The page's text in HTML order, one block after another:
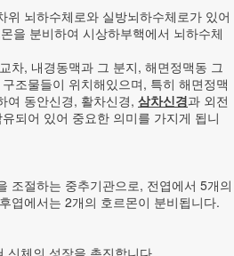
위 뇌하수체로와 실방뇌하수체로가 있어
을 분비하여 시상하부핵에서 뇌하수체
차, 내경동맥과 그 분지, 해면정맥동 그
조물들이 위치해있으며, 특히 해면정맥
여 동안신경, 활차신경, 삼차신경과 외전
되어 있어 중요한 의미를 가지게 됩니
조절하는 중추기관으로, 전엽에서 5개의
엽에서는 2개의 호르몬이 분비됩니다.